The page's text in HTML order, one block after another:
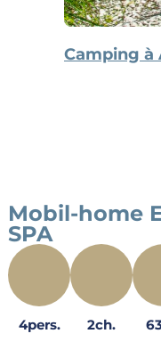
Camping à
Mobil-home
SPA
4pers. 2ch.